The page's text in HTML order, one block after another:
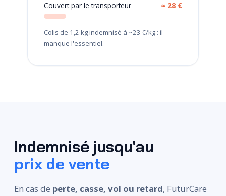
Couvert par le transporteur
≈ 28 €
Colis de 1,2 kg indemnisé à ~23 €/kg : il
manque l'essentiel.
Indemnisé jusqu'au
prix de vente
En cas de perte, casse, vol ou retard, FuturCare